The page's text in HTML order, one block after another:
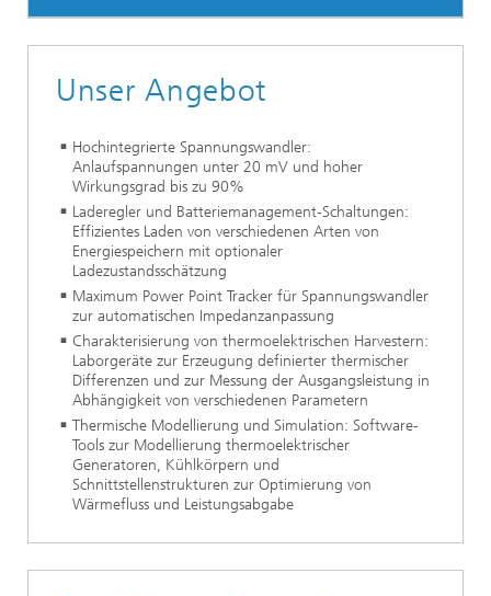
Unser Angebot
Hochintegrierte Spannungswandler:
Anlaufspannungen unter 20 mV und hoher
Wirkungsgrad bis zu 90%
Laderegler und Batteriemanagement-Schaltungen:
Effizientes Laden von verschiedenen Arten von
Energiespeichern mit optionaler
Ladezustandsschätzung
Maximum Power Point Tracker für Spannungswandler
zur automatischen Impedanzanpassung
Charakterisierung von thermoelektrischen Harvestern:
Laborgeräte zur Erzeugung definierter thermischer
Differenzen und zur Messung der Ausgangsleistung in
Abhängigkeit von verschiedenen Parametern
Thermische Modellierung und Simulation: Software-
Tools zur Modellierung thermoelektrischer
Generatoren, Kühlkörpern und
Schnittstellenstrukturen zur Optimierung von
Wärmefluss und Leistungsabgabe